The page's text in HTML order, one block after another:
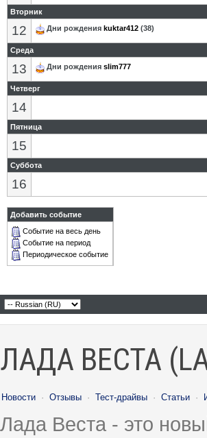
Вторник
12 Дни рождения kuktar412 (38)
Среда
13 Дни рождения slim777
Четверг
14
Пятница
15
Суббота
16
Добавить событие
Событие на весь день
Событие на период
Периодическое событие
ЛАДА ВЕСТА
Новости · Отзывы · Тест-драйвы · Статьи ·
Лада Веста - это